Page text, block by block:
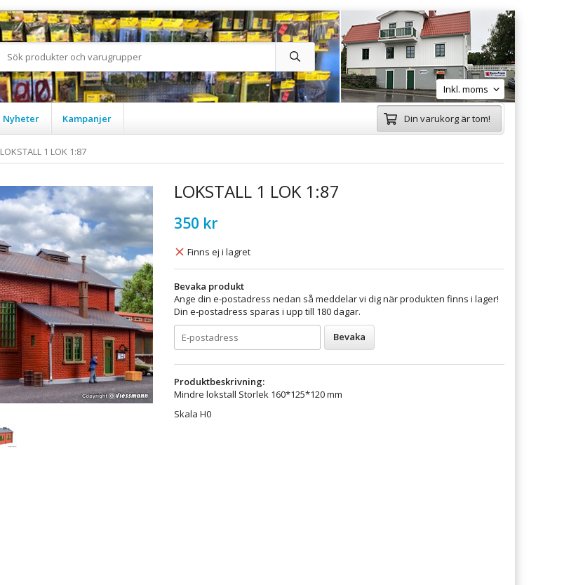
Nyheter Kampanjer Din varukorg är tom!
LOKSTALL 1 LOK 1:87
LOKSTALL 1 LOK 1:87
350 kr
Finns ej i lagret
Bevaka produkt
Ange din e-postadress nedan så meddelar vi dig när produkten finns i lager!
Din e-postadress sparas i upp till 180 dagar.
Bevaka
Produktbeskrivning:
Mindre lokstall Storlek 160*125*120 mm
Skala H0